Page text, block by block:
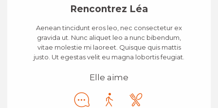
Rencontrez Léa
Aenean tincidunt eros leo, nec consectetur ex
gravida ut. Nunc aliquet leo a nunc bibendum,
vitae molestie mi laoreet. Quisque quis mattis
justo. Ut egestas velit eu magna lobortis feugiat.
Elle aime